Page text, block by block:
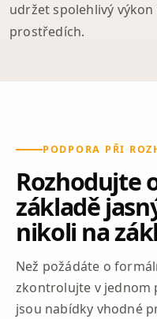
udržet spolehlivý
prostředích.
PODPORA PŘI
Rozhodujte
základě
nikoli na
Než požádáte o
zkontrolujte v jednom
jsou nabídky vhodné